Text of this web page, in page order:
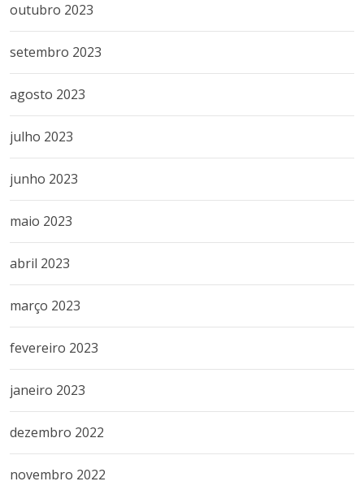
outubro 2023
setembro 2023
agosto 2023
julho 2023
junho 2023
maio 2023
abril 2023
março 2023
fevereiro 2023
janeiro 2023
dezembro 2022
novembro 2022